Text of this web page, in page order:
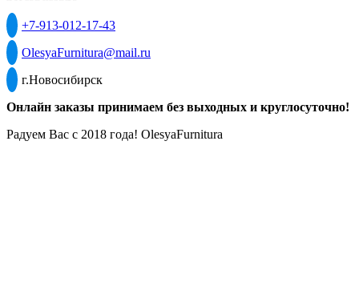
+7-913-012-17-43
OlesyaFurnitura@mail.ru
г.Новосибирск
Онлайн заказы принимаем без выходных и круглосуточно!
Радуем Вас с 2018 года! OlesyaFurnitura